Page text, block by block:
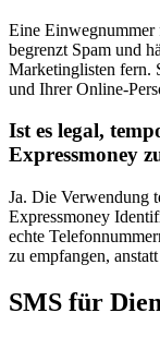
Eine Einwegnummer
begrenzt Spam und
Marketinglisten fern.
und Ihrer Online-
Ist es legal,
Expressmoney
Ja. Die Verwendung
Expressmoney
echte
zu empfangen,
SMS für